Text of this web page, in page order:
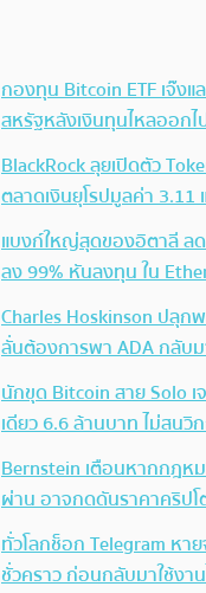
กองทุน Bitcoin ETF เจ๊งแ
สหรัฐหลังเงินทุนไหลออก
BlackRock ลุยเปิดตัว
ตลาดเงินยุโรปมูลค่า 3.11
แบงก์ใหญ่สุดของอิตาลี ล
ลง 99% หันลงทุน ใน
Charles Hoskinson ปลุก
ลั่นต้องการพา ADA กลับ
นักขุด Bitcoin สาย Solo
เดียว 6.6 ล้านบาท ไม่สน
Bernstein เตือนหากกฎหม
ผ่าน อาจกดดันราคาคริปโ
ทั่วโลกช็อก Telegram หา
ชั่วคราว ก่อนกลับมาใช้งา